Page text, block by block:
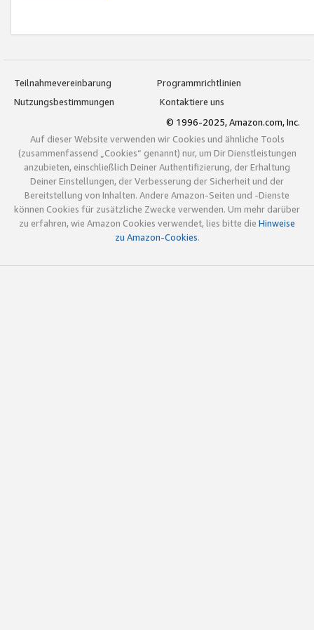
Teilnahmevereinbarung
Programmrichtlinien
Nutzungsbestimmungen
Kontaktiere uns
© 1996-2025, Amazon.com, Inc.
Auf dieser Website verwenden wir Cookies und ähnliche Tools
(zusammenfassend „Cookies“ genannt) nur, um Dir Dienstleistungen
anzubieten, einschließlich Deiner Authentifizierung, der Erhaltung
Deiner Einstellungen, der Verbesserung der Sicherheit und der
Bereitstellung von Inhalten. Andere Amazon-Seiten und -Dienste
können Cookies für zusätzliche Zwecke verwenden. Um mehr darüber
zu erfahren, wie Amazon Cookies verwendet, lies bitte die Hinweise
zu Amazon-Cookies.